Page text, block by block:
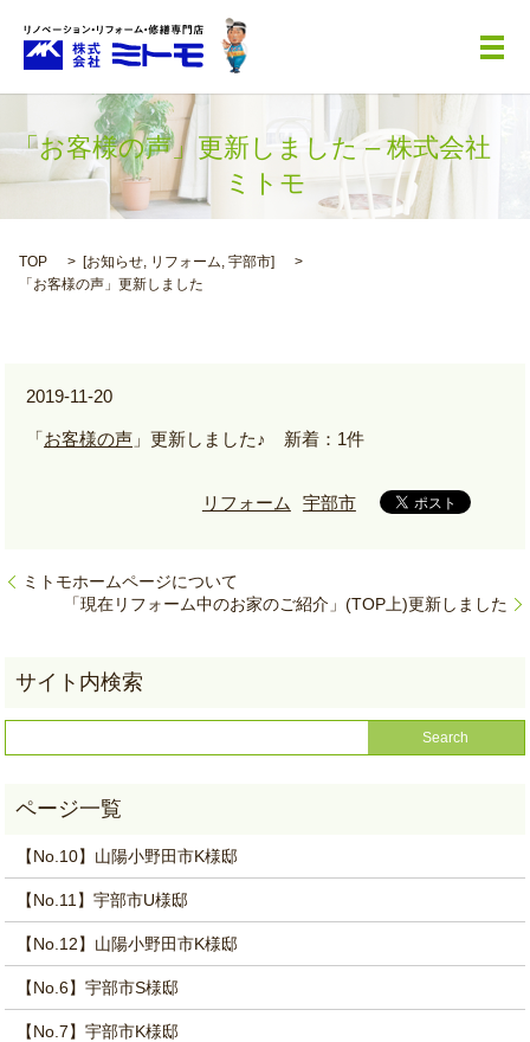
メ
「お客様の声」更新しました – 株式会社
ミトモ
TOP [お知らせ, リフォーム,宇部市]
「お客様の声」更新しました
2019-11-20
「お客様の声 」更新しました♪ 新着：1件
リフォーム 宇部市
ミトモホームページについて
「現在リフォーム中のお家のご紹介」(TOP上)更新しました
【No.10】山陽小野田市K様邸
【No.11】宇部市U様邸
【No.12】山陽小野田市K様邸
【No.6】宇部市S様邸
【No.7】宇部市K様邸